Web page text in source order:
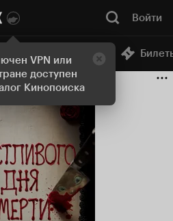
VPN или
доступен
Кинопоиска
Войти
Онлайн-кинотеатр